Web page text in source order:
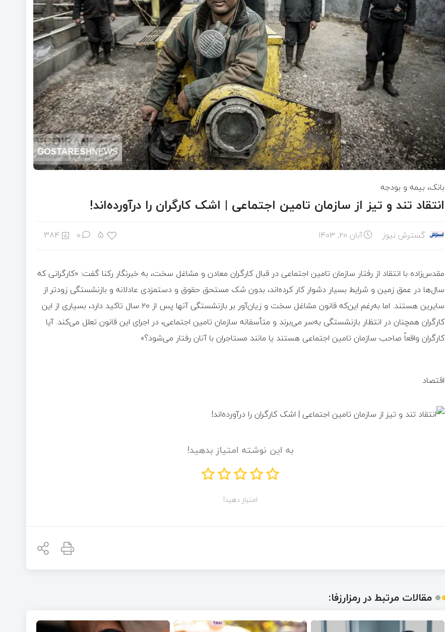
بانک، بیمه و بودجه
انتقاد تند و تیز از سازمان تامین اجتماعی | اشک کارگران را درآورده‌اند!
گسترش نیوز آبان ۲۰, ۱۴۰۳ 5
0
384
مقدس‌زاده با انتقاد از رفتار سازمان تامین اجتماعی در قبال کارگران معادن و مشاغل سخت، به خبرنگار رکنا گفت: «کارگرانی که
سال‌ها در عمق زمین و شرایط بسیار دشوار کار کرده‌اند، بدون شک مستحق حقوق و دستمزدی عادلانه و بازنشستگی زودتر از
سایرین هستند. اما به‌رغم این‌که قانون مشاغل سخت و زیان‌آور بر بازنشستگی آنها پس از ۲۰ سال تاکید دارد، بسیاری از این
کارگران همچنان در انتظار بازنشستگی به‌سر می‌برند و متأسفانه سازمان تامین اجتماعی، در اجرای این قانون تعلل می‌کند. آیا
کارگران واقعاً صاحب سازمان تامین اجتماعی هستند یا مانند مستاجران با آنان رفتار می‌شود؟»
اقتصاد
به این نوشته امتیاز بدهید!
امتیاز دهید!
مقالات مرتبط در رمزارزفا: